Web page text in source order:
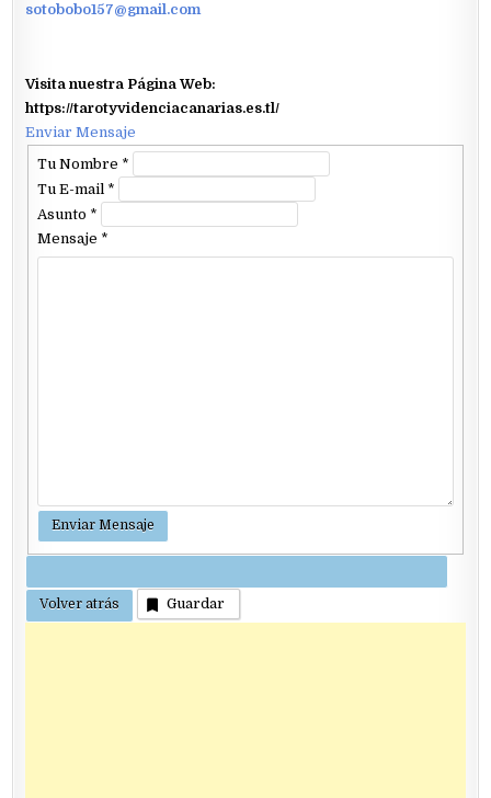
sotobobo157@gmail.com
Visita nuestra Página Web:
https://tarotyvidenciacanarias.es.tl/
Enviar Mensaje
Tu Nombre *
Tu E-mail *
Asunto *
Mensaje *
Guardar